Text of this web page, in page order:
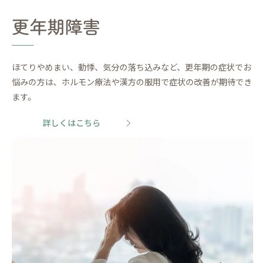
更年期障害
ほてりやめまい、動悸、気分の落ち込みなど、更年期の症状でお
悩みの方は、ホルモン療法や漢方の服用で症状の改善が期待でき
ます。
詳しくはこちら